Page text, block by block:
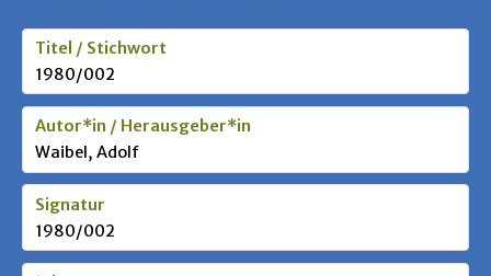
Titel / Stichwort
1980/002
Autor*in / Herausgeber*in
Waibel, Adolf
Signatur
1980/002